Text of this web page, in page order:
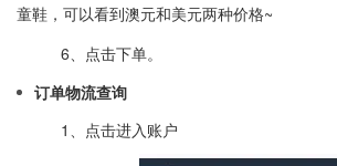
童鞋，可以看到澳元和美元两种价格~
6、点击下单。
订单物流查询
1、点击进入账户